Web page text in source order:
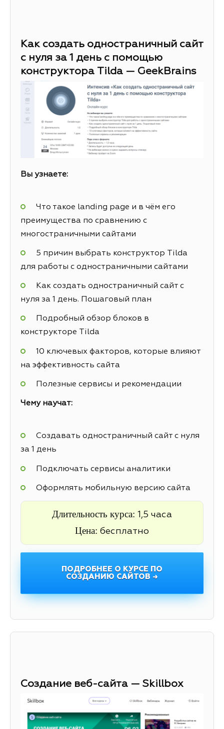
Как создать одностраничный сайт
с нуля за 1 день с помощью
конструктора Tilda — GeekBrains
Вы узнаете:
Что такое landing page и в чём его
преимущества по сравнению с
многостраничными сайтами
5 причин выбрать конструктор Tilda
для работы с одностраничными сайтами
Как создать одностраничный сайт с
нуля за 1 день. Пошаговый план
Подробный обзор блоков в
конструкторе Tilda
10 ключевых факторов, которые влияют
на эффективность сайта
Полезные сервисы и рекомендации
Чему научат:
Создавать одностраничный сайт с нуля
за 1 день
Подключать сервисы аналитики
Оформлять мобильную версию сайта
Длительность курса: 1,5 часа
Цена: бесплатно
ПОДРОБНЕЕ О КУРСЕ ПО
СОЗДАНИЮ САЙТОВ →
Создание веб-сайта — Skillbox